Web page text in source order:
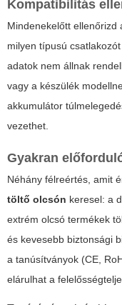
Kompatibilitás
Mindenekelőtt ellenőrizd
milyen típusú
adatok nem állnak
vagy a készülék
akkumulátor
vezethet.
Gyakran
Néhány félreértés, amit
töltő olcsón keresel: a
extrém olcsó termékek
és kevesebb biztonsági
a tanúsítványok (CE,
elárulhat a